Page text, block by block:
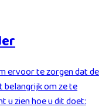
ervoor te zorgen dat de
belangrijk om ze te
u zien hoe u dit doet: